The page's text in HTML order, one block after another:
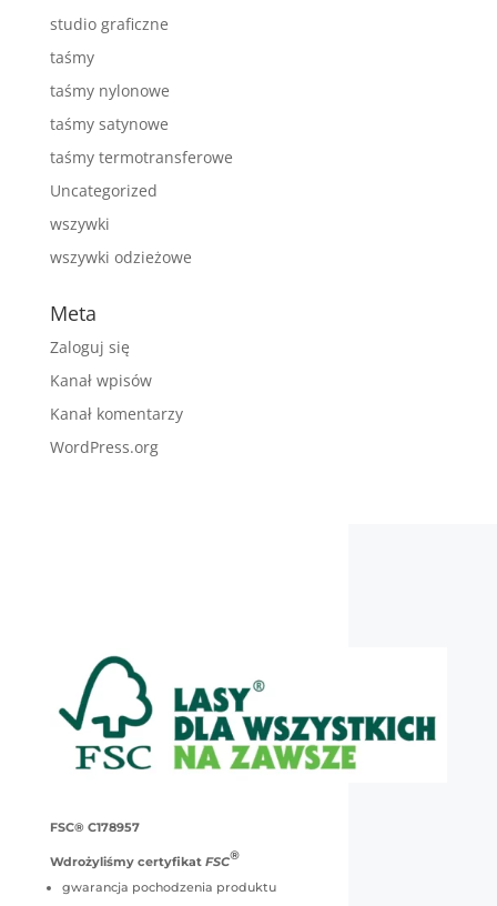
studio graficzne
taśmy
taśmy nylonowe
taśmy satynowe
taśmy termotransferowe
Uncategorized
wszywki
wszywki odzieżowe
Meta
Zaloguj się
Kanał wpisów
Kanał komentarzy
WordPress.org
FSC® C178957
Wdrożyliśmy certyfikat FSC®
gwarancja pochodzenia produktu